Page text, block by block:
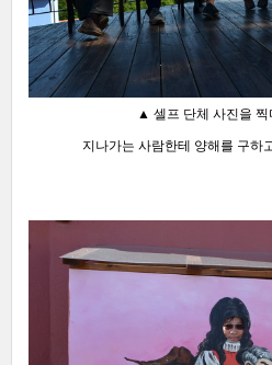
▲ 셀프 단체 사진을 찍
지나가는 사람한테 양해를 구하